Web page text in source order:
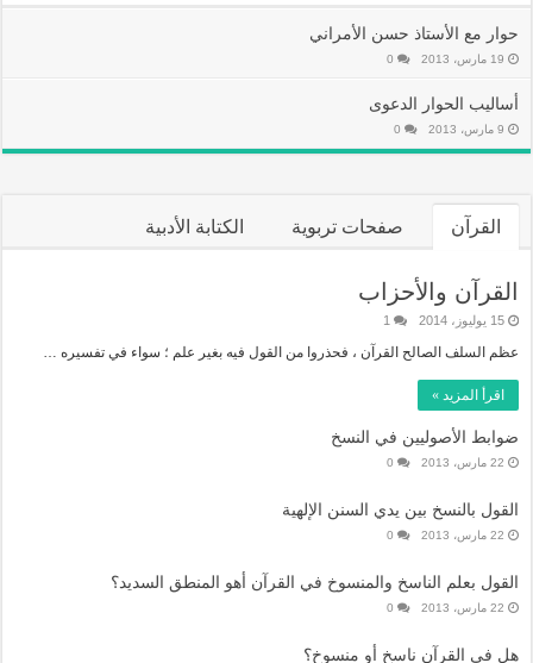
حوار مع الأستاذ حسن الأمراني
19 مارس، 2013 0
أساليب الحوار الدعوى
9 مارس، 2013 0
القرآن صفحات تربوية الكتابة الأدبية
القرآن والأحزاب
15 يوليوز، 2014 1
عظم السلف الصالح القرآن ، فحذروا من القول فيه بغير علم ؛ سواء في تفسيره …
اقرأ المزيد »
ضوابط الأصوليين في النسخ‏
22 مارس، 2013 0
القول بالنسخ بين يدي السنن الإلهية
22 مارس، 2013 0
القول بعلم الناسخ والمنسوخ في القرآن أهو المنطق السديد؟
22 مارس، 2013 0
هل في القرآن ناسخ أو منسوخ؟